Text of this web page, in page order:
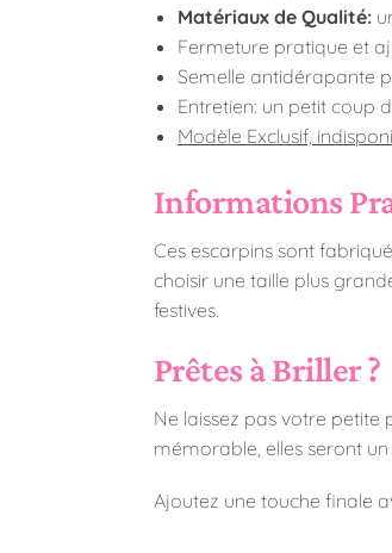
Matériaux de Qualité:
Fermeture pratique et
Semelle antidérapante
Entretien: un petit coup
Modèle Exclusif,
Informations
Ces escarpins sont
choisir une taille plus
festives.
Prêtes à Briller ?
Ne laissez pas votre petite
mémorable, elles seront
Ajoutez une touche finale